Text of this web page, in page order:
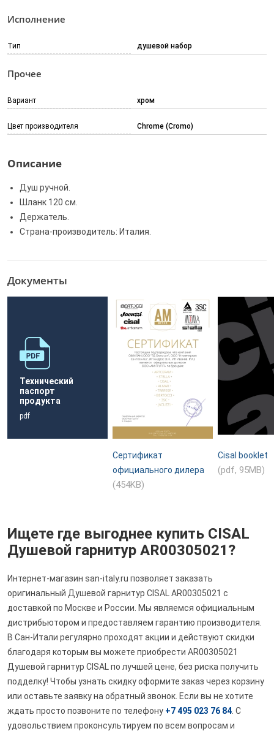
Исполнение
Тип душевой набор
Прочее
Вариант хром
Цвет производителя Chrome (Cromo)
Описание
Душ ручной.
Шланк 120 см.
Держатель.
Страна-производитель: Италия.
Документы
Технический
паспорт
продукта
pdf
Сертификат
официального дилера
(454KB)
Cisal booklet
(pdf, 95MB)
Ищете где выгоднее купить CISAL
Душевой гарнитур AR00305021?
Интернет-магазин san-italy.ru позволяет заказать
оригинальный Душевой гарнитур CISAL AR00305021 с
доставкой по Москве и России. Мы являемся официальным
дистрибьютором и предоставляем гарантию производителя.
В Сан-Итали регулярно проходят акции и действуют скидки
благодаря которым вы можете приобрести AR00305021
Душевой гарнитур CISAL по лучшей цене, без риска получить
подделку! Чтобы узнать скидку оформите заказ через корзину
или оставьте заявку на обратный звонок. Если вы не хотите
ждать просто позвоните по телефону +7 495 023 76 84 . С
удовольствием проконсультируем по всем вопросам и